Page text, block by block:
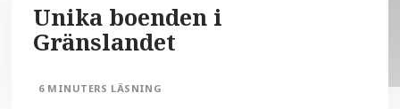
Unika boenden i
Gränslandet
6 MINUTERS LÄSNING